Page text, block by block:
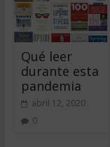
Qué leer
durante esta
pandemia
abril 12, 2020
0